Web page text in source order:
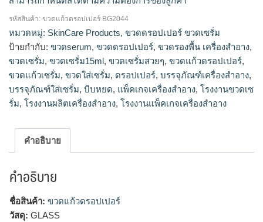
ขวดแก้วดรอปเปอร์, ขวดแก้วเซรั่ม, ดรอปเปอร์, บรรจุภัณฑ์ใส่เซ
รั่ม, ขวดแก้วเซรั่ม, ขวดเซรั่ม, ขวดใส่เซรั่ม, ขวดดรอปเปอร์, ขวด
เซรั่ม, บีบหยด, ขวดเซรั่มสวยๆ, ขวดserum, โรงงานขวดเซรั่ม,
ขวดเซรั่ม15ml, ขวดรองพื้น เครื่องสำอาง, บรรจุภัณฑ์เครื่อง
สำอาง, แพ็คเกจเครื่องสำอาง, โรงงานแพ็คเกจเครื่องสำอาง,
โรงงานผลิตเครื่องสำอาง
รหัสสินค้า: ขวดแก้วดรอปเปอร์ BG2044
หมวดหมู่: SkinCare Products, ขวดดรอปเปอร์ ขวดเซรั่ม
ป้ายกำกับ: ขวดserum, ขวดดรอปเปอร์, ขวดรองพื้น เครื่องสำอาง,
ขวดเซรั่ม, ขวดเซรั่ม15ml, ขวดเซรั่มสวยๆ, ขวดแก้วดรอปเปอร์,
ขวดแก้วเซรั่ม, ขวดใส่เซรั่ม, ดรอปเปอร์, บรรจุภัณฑ์เครื่องสำอาง,
บรรจุภัณฑ์ใส่เซรั่ม, บีบหยด, แพ็คเกจเครื่องสำอาง, โรงงานขวดเซ
รั่ม, โรงงานผลิตเครื่องสำอาง, โรงงานแพ็คเกจเครื่องสำอาง
คำอธิบาย
คำอธิบาย
ชื่อสินค้า: ขวดแก้วดรอปเปอร์
วัสดุ: GLASS